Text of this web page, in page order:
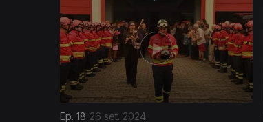
Ep. 18 26 set. 2024